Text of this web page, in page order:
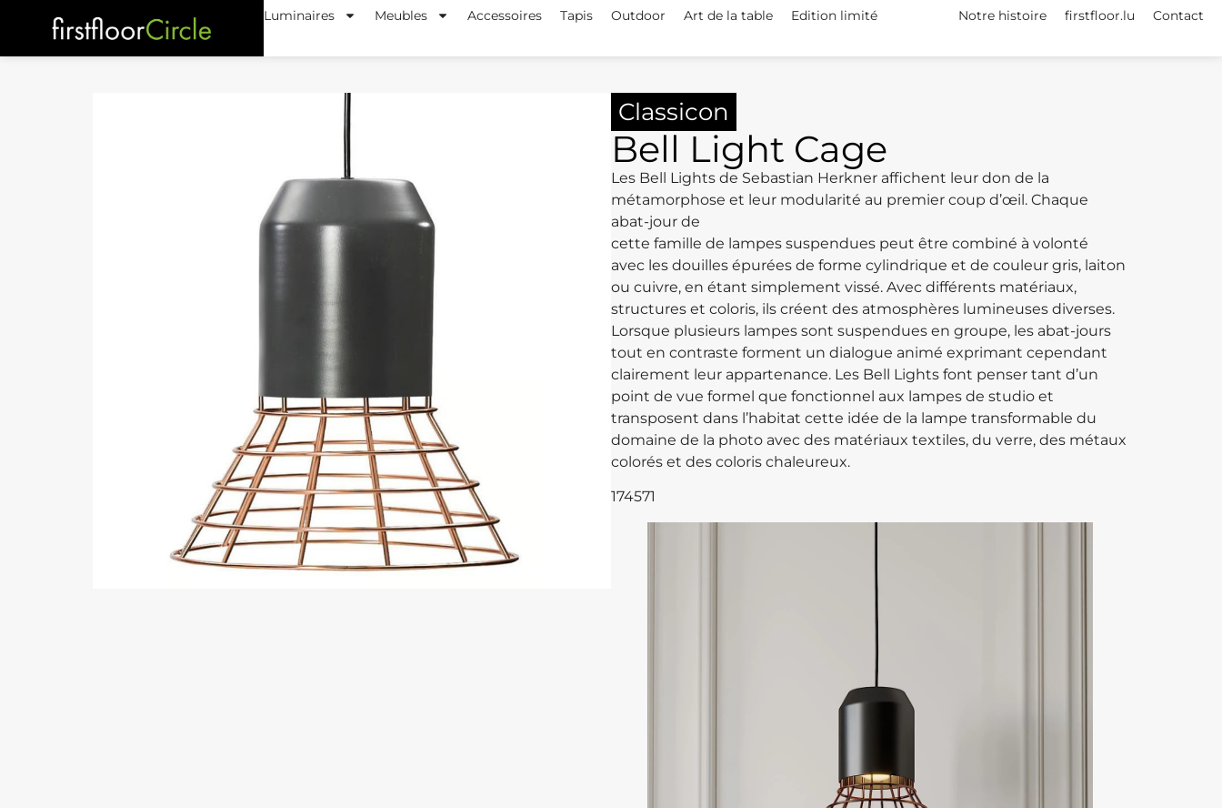
Luminaires Meubles Accessoires Tapis Outdoor Art de la table Edition limité Notre histoire firstfloor.lu Contact
Classicon
Bell Light Cage
Les Bell Lights de Sebastian Herkner affichent leur don de la
métamorphose et leur modularité au premier coup d’œil.‎ Chaque
abat-jour de
cette famille de lampes suspendues peut être combiné à volonté
avec les douilles épurées de forme cylindrique et de couleur gris, laiton
ou cuivre, en étant simplement vissé.‎ Avec différents matériaux,
structures et coloris, ils créent des atmosphères lumineuses diverses.‎
Lorsque plusieurs lampes sont suspendues en groupe, les abat-jours
tout en contraste forment un dialogue animé exprimant cependant
clairement leur appartenance.‎ Les Bell Lights font penser tant d’un
point de vue formel que fonctionnel aux lampes de studio et
transposent dans l’habitat cette idée de la lampe transformable du
domaine de la photo avec des matériaux textiles, du verre, des métaux
colorés et des coloris chaleureux.‎
174571